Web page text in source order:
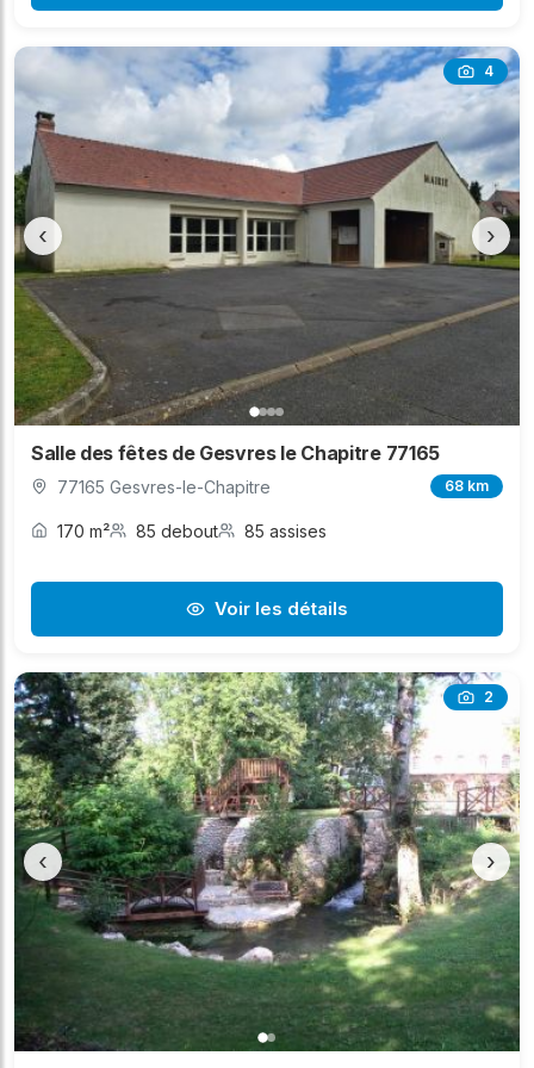
4
‹ ›
Salle des fêtes de Gesvres le Chapitre 77165
77165 Gesvres-le-Chapitre 68 km
170 m² 85 debout 85 assises
Voir les détails
2
‹ ›